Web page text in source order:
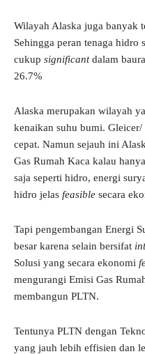
Wilayah Alaska juga banyak
Sehingga peran tenaga hidro
cukup significantdalam
26.7%
Alaska merupakan wilayah
kenaikan suhu bumi.
cepat. Namun sejauh ini
Gas Rumah Kaca kalau
saja seperti hidro, energi
hidro jelas feasible secara
Tapi pengembangan Energi
besar karena selain bersifat
Solusi yang secara ekonomi
mengurangi Emisi Gas
membangun PLTN.
Tentunya PLTN dengan
yang jauh lebih effisien dan